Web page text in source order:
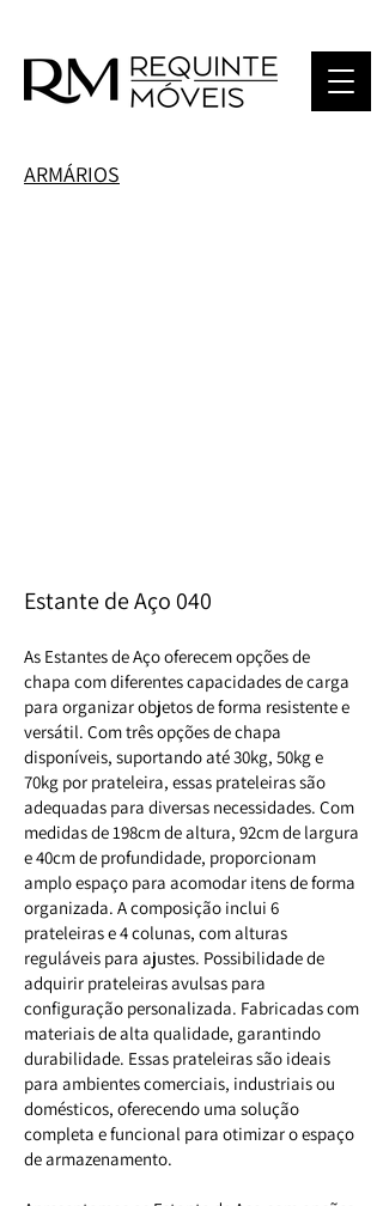
ARMÁRIOS
Estante de Aço 040
As Estantes de Aço oferecem opções de
chapa com diferentes capacidades de carga
para organizar objetos de forma resistente e
versátil. Com três opções de chapa
disponíveis, suportando até 30kg, 50kg e
70kg por prateleira, essas prateleiras são
adequadas para diversas necessidades. Com
medidas de 198cm de altura, 92cm de largura
e 40cm de profundidade, proporcionam
amplo espaço para acomodar itens de forma
organizada. A composição inclui 6
prateleiras e 4 colunas, com alturas
reguláveis para ajustes. Possibilidade de
adquirir prateleiras avulsas para
configuração personalizada. Fabricadas com
materiais de alta qualidade, garantindo
durabilidade. Essas prateleiras são ideais
para ambientes comerciais, industriais ou
domésticos, oferecendo uma solução
completa e funcional para otimizar o espaço
de armazenamento.